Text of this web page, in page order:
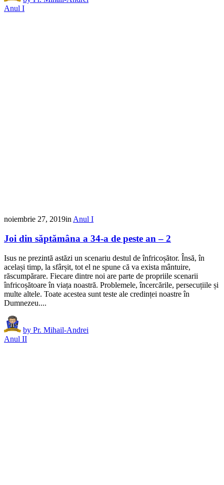
Anul I
noiembrie 27, 2019in Anul I
Joi din săptămâna a 34-a de peste an – 2
Isus ne prezintă astăzi un scenariu destul de înfricoșător. Însă, în
același timp, la sfârșit, tot el ne spune că va exista mântuire,
răscumpărare. Fiecare dintre noi are parte de propriile scenarii
înfricoșătoare în viața noastră. Problemele, încercările, persecuțiile și
multe altele. Toate acestea sunt teste ale credinței noastre în
Dumnezeu....
by Pr. Mihail-Andrei
Anul II